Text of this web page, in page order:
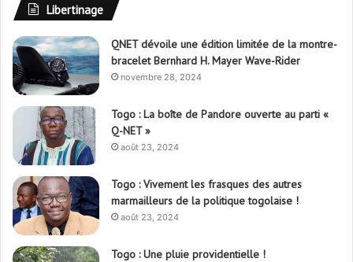
Libertinage
QNET dévoile une édition limitée de la montre-
bracelet Bernhard H. Mayer Wave-Rider
novembre 28, 2024
Togo : La boîte de Pandore ouverte au parti «
Q-NET »
août 23, 2024
Togo : Vivement les frasques des autres
marmailleurs de la politique togolaise !
août 23, 2024
Togo : Une pluie providentielle !